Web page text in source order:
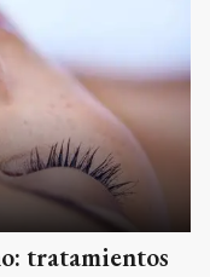
tratamientos